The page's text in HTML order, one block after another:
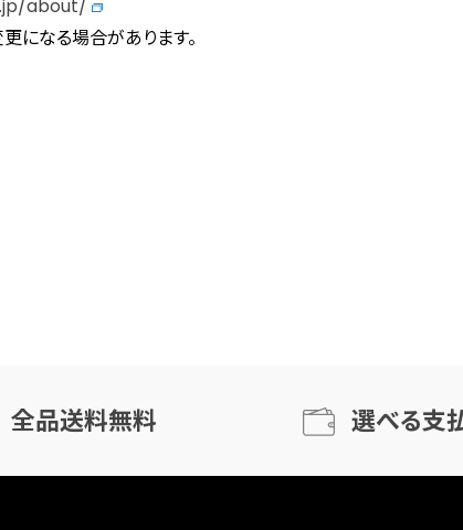
about/
になる場合があります。
全品送料無料 選べる支